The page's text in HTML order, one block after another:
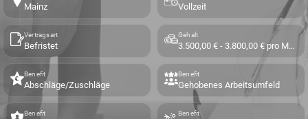
Mainz Vollzeit
Vertragsart
Befristet
Gehalt
3.500,00 € - 3.800,00 € pro Monat
Benefit
Abschläge/Zuschläge
Benefit
Gehobenes Arbeitsumfeld
Benefit Benefit